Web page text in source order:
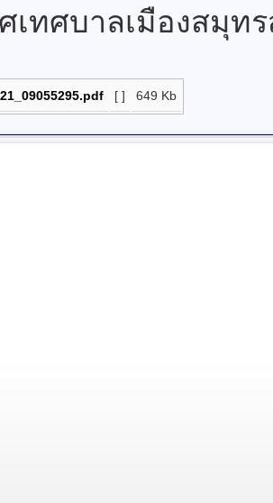
เทศบาลเมืองสมุท
[ ] 649 Kb